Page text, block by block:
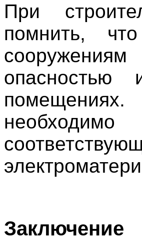
При
помнить,
опасностью
Заключение